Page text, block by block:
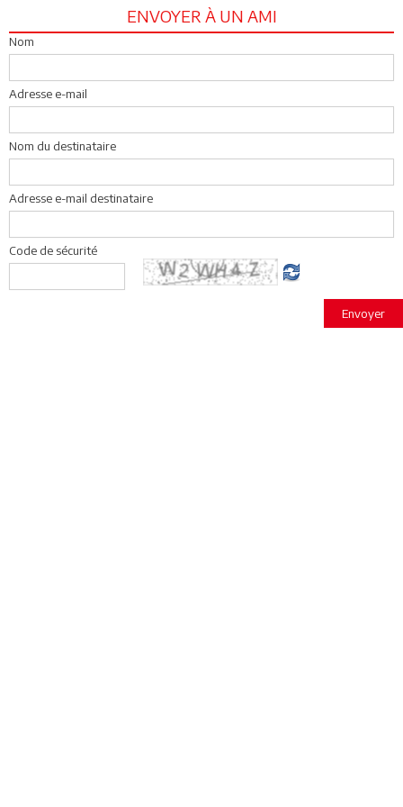
ENVOYER À UN AMI
Nom
Adresse e-mail
Nom du destinataire
Adresse e-mail destinataire
Code de sécurité
Envoyer